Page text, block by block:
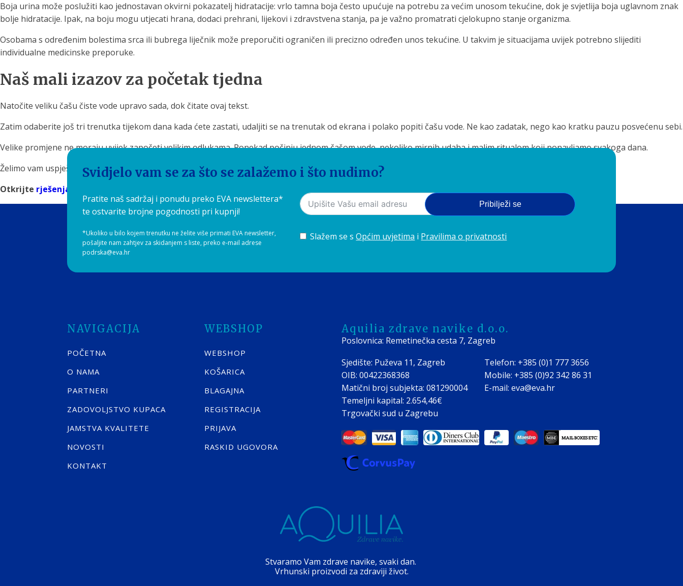
Boja urina može poslužiti kao jednostavan okvirni pokazatelj hidratacije: vrlo tamna boja često upućuje na potrebu za većim unosom tekućine, dok je svjetlija boja uglavnom znak
bolje hidratacije. Ipak, na boju mogu utjecati hrana, dodaci prehrani, lijekovi i zdravstvena stanja, pa je važno promatrati cjelokupno stanje organizma.
Osobama s određenim bolestima srca ili bubrega liječnik može preporučiti ograničen ili precizno određen unos tekućine. U takvim je situacijama uvijek potrebno slijediti
individualne medicinske preporuke.
Naš mali izazov za početak tjedna
Natočite veliku čašu čiste vode upravo sada, dok čitate ovaj tekst.
Zatim odaberite još tri trenutka tijekom dana kada ćete zastati, udaljiti se na trenutak od ekrana i polako popiti čašu vode. Ne kao zadatak, nego kao kratku pauzu posvećenu sebi.
Velike promjene ne moraju uvijek započeti velikim odlukama. Ponekad počinju jednom čašom vode, nekoliko mirnih udaha i malim ritualom koji ponavljamo svakoga dana.
Želimo vam uspješan, produktivan i ugodno hidratiziran tjedan!
Otkrijte rješenja za filtriranje vode
Svidjelo vam se za što se zalažemo i što nudimo?
Pratite naš sadržaj i ponudu preko EVA newslettera*
te ostvarite brojne pogodnosti pri kupnji!
*Ukoliko u bilo kojem trenutku ne želite više primati EVA newsletter,
pošaljite nam zahtjev za skidanjem s liste, preko e-mail adrese
podrska@eva.hr
Pribilježi se
Slažem se sOpćim uvjetima i Pravilima o privatnosti
NAVIGACIJA
POČETNA
O NAMA
PARTNERI
ZADOVOLJSTVO KUPACA
JAMSTVA KVALITETE
NOVOSTI
KONTAKT
WEBSHOP
WEBSHOP
KOŠARICA
BLAGAJNA
REGISTRACIJA
PRIJAVA
RASKID UGOVORA
Aquilia zdrave navike d.o.o.
Poslovnica: Remetinečka cesta 7, Zagreb
Sjedište: Puževa 11, Zagreb
OIB: 00422368368
Matični broj subjekta: 081290004
Temeljni kapital: 2.654,46€
Trgovački sud u Zagrebu
Telefon: +385 (0)1 777 3656
Mobile: +385 (0)92 342 86 31
E-mail: eva@eva.hr
Stvaramo Vam zdrave navike, svaki dan.
Vrhunski proizvodi za zdraviji život.